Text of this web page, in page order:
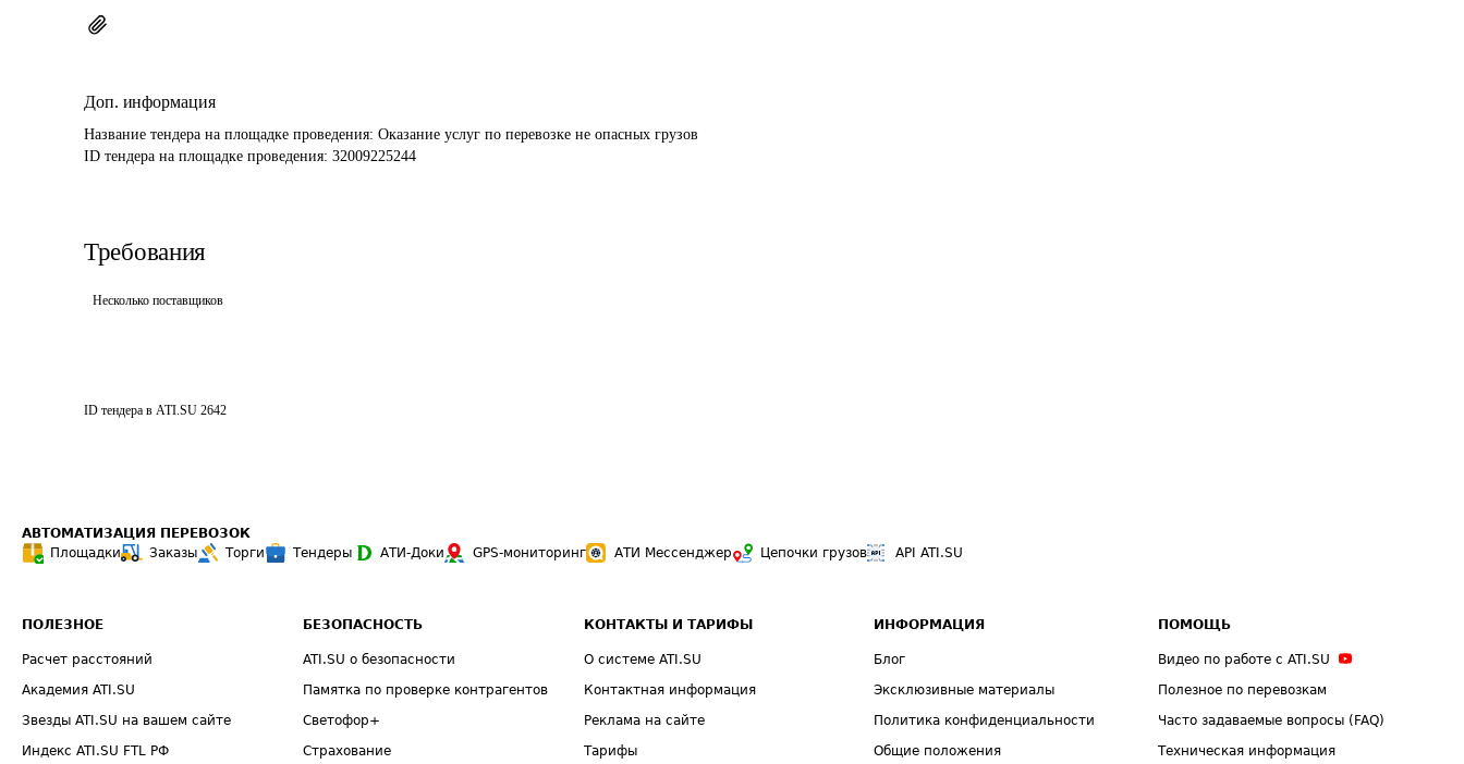
Доп. информация
Название тендера на площадке проведения: Оказание услуг по перевозке не опасных грузов
ID тендера на площадке проведения: 32009225244
Требования
Несколько поставщиков
ID тендера в ATI.SU 2642
АВТОМАТИЗАЦИЯ ПЕРЕВОЗОК
Площадки
Заказы Торги Тендеры АТИ-Доки GPS-мониторинг АТИ Мессенджер Цепочки грузов API ATI.SU
ПОЛЕЗНОЕ
Расчет расстояний
Академия ATI.SU
Звезды ATI.SU на вашем сайте
Индекс ATI.SU FTL РФ
БЕЗОПАСНОСТЬ
ATI.SU о безопасности
Памятка по проверке контрагентов
Светофор+
Страхование
КОНТАКТЫ И ТАРИФЫ
О системе ATI.SU
Контактная информация
Реклама на сайте
Тарифы
ИНФОРМАЦИЯ
Блог
Эксклюзивные материалы
Политика конфиденциальности
Общие положения
ПОМОЩЬ
Видео по работе с ATI.SU
Полезное по перевозкам
Часто задаваемые вопросы (FAQ)
Техническая информация